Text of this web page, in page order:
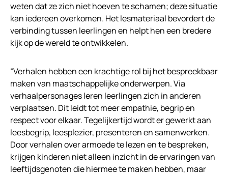
weten dat ze zich niet hoeven te schamen; deze situatie
kan iedereen overkomen. Het lesmateriaal bevordert de
verbinding tussen leerlingen en helpt hen een bredere
kijk op de wereld te ontwikkelen.
“Verhalen hebben een krachtige rol bij het bespreekbaar
maken van maatschappelijke onderwerpen. Via
verhaalpersonages leren leerlingen zich in anderen
verplaatsen. Dit leidt tot meer empathie, begrip en
respect voor elkaar. Tegelijkertijd wordt er gewerkt aan
leesbegrip, leesplezier, presenteren en samenwerken.
Door verhalen over armoede te lezen en te bespreken,
krijgen kinderen niet alleen inzicht in de ervaringen van
leeftijdsgenoten die hiermee te maken hebben, maar